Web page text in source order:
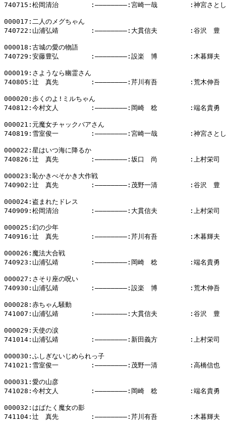
740715:松岡清治        :――――――――:宮崎一哉        :神宮さとし
000017:二人のメグちゃん
740722:山浦弘靖        :――――――――:大貫信夫        :谷沢　豊
000018:古城の愛の物語
740729:安藤豊弘        :――――――――:設楽　博        :木暮輝夫
000019:さようなら幽霊さん
740805:辻　真先        :――――――――:芹川有吾        :荒木伸吾
000020:歩くのよ!ミルちゃん
740812:今村文人        :――――――――:岡崎　稔        :端名貴勇
000021:元魔女チャックバアさん
740819:雪室俊一        :――――――――:宮崎一哉        :神宮さとし
000022:星はいつ海に降るか
740826:辻　真先        :――――――――:坂口　尚        :上村栄司
000023:恥かきべそかき大作戦
740902:辻　真先        :――――――――:茂野一清        :谷沢　豊
000024:盗まれたドレス
740909:松岡清治        :――――――――:大貫信夫        :上村栄司
000025:幻の少年
740916:辻　真先        :――――――――:芹川有吾        :木暮輝夫
000026:魔法大合戦
740923:山浦弘靖        :――――――――:岡崎　稔        :端名貴勇
000027:さそり座の呪い
740930:山浦弘靖        :――――――――:設楽　博        :荒木伸吾
000028:赤ちゃん騒動
741007:山浦弘靖        :――――――――:大貫信夫        :谷沢　豊
000029:天使の涙
741014:山浦弘靖        :――――――――:新田義方        :上村栄司
000030:ふしぎないじめられっ子
741021:雪室俊一        :――――――――:茂野一清        :高橋信也
000031:愛の山彦
741028:今村文人        :――――――――:岡崎　稔        :端名貴勇
000032:はばたく魔女の影
741104:辻　真先        :――――――――:芹川有吾        :木暮輝夫